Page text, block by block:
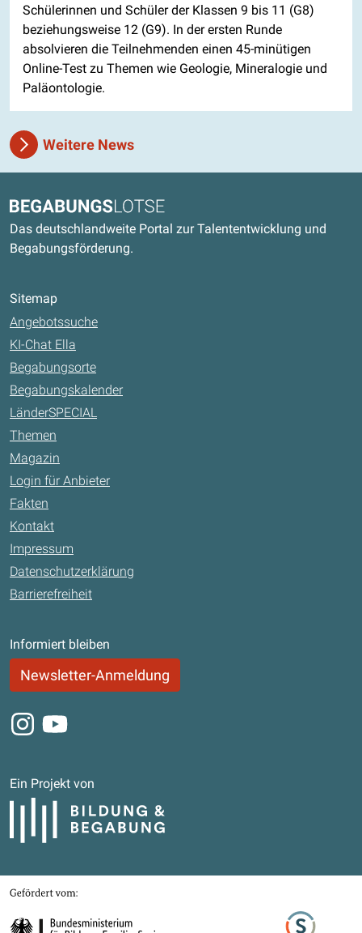
Schülerinnen und Schüler der Klassen 9 bis 11 (G8)
beziehungsweise 12 (G9). In der ersten Runde
absolvieren die Teilnehmenden einen 45-minütigen
Online-Test zu Themen wie Geologie, Mineralogie und
Paläontologie.
Weitere News
Begabungslotse
Das deutschlandweite Portal zur Talententwicklung und
Begabungsförderung.
Sitemap
Angebotssuche
KI-Chat Ella
Begabungsorte
Begabungskalender
LänderSPECIAL
Themen
Magazin
Login für Anbieter
Fakten
Kontakt
Impressum
Datenschutzerklärung
Barrierefreiheit
Informiert bleiben
Newsletter-Anmeldung
Instagram
Youtube
Ein Projekt von
Bildung und Begabung
Gefördert von
Bundesministerium für Bildung, Familie, Senioren, Frauen und Jugend
Stifterverband